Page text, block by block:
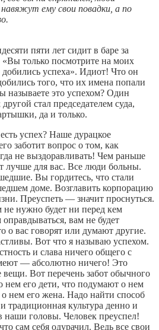
ему свои повадки, а по
пяти лет сидит в баре за
только посмотрите на моих
успеха». Идиот! Что он
того, что их имена попали
называете это успехом? Один
стал председателем суда,
да и только.
успех? Наше дурацкое
заботит вопрос о том, как
не выздоравливать! Чем раньше
лучше для вас. Все люди больны.
Вы гордитесь, что стали
доме. Возглавить корпорацию
Преуспеть — значит проснуться.
не нужно будет ни перед кем
вам не будет
о вас говорят или думают другие.
Вот что я называю успехом.
и слава ничего общего с
— абсолютно ничего! Это
Вот перечень забот обычного
нем его дети, что подумают о нем
о нем его жена. Надо найти способ
традиционная культура денно и
наши головы. Человек преуспел!
сам себя одурачил. Ведь все свои